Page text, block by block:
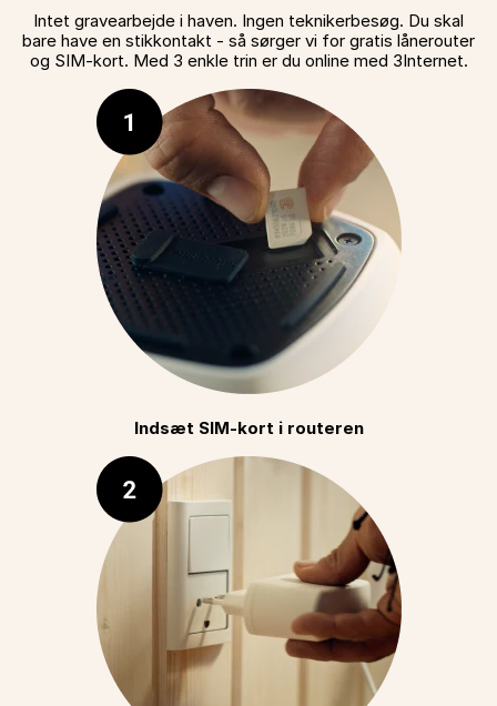
Intet gravearbejde i haven. Ingen teknikerbesøg. Du skal
bare have en stikkontakt - så sørger vi for gratis lånerouter
og SIM-kort. Med 3 enkle trin er du online med 3Internet.
Indsæt SIM-kort i routeren